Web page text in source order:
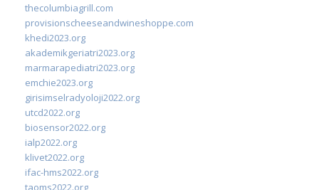
thecolumbiagrill.com
provisionscheeseandwineshoppe.com
khedi2023.org
akademikgeriatri2023.org
marmarapediatri2023.org
emchie2023.org
girisimselradyoloji2022.org
utcd2022.org
biosensor2022.org
ialp2022.org
klivet2022.org
ifac-hms2022.org
taoms2022.org